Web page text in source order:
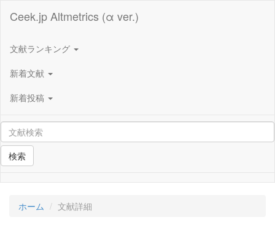
Ceek.jp Altmetrics (α ver.)
文献ランキング
新着文献
新着投稿
検索
ホーム 文献詳細